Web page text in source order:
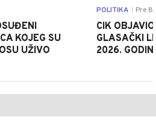
KOJEG SU
UŽIVO
POLITIKA Pre 8
CIK
GLASAČKI
2026.